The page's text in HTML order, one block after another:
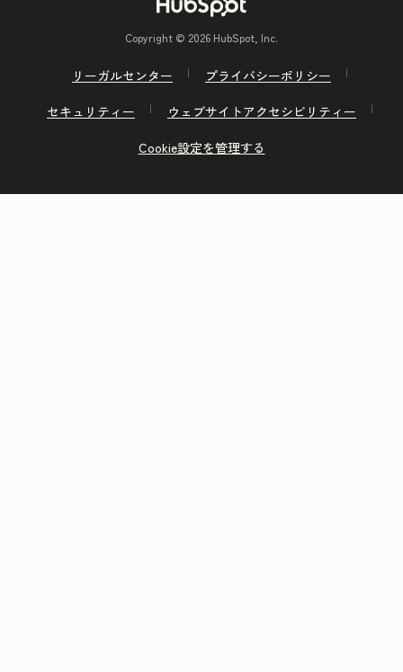
Copyright © 2026 HubSpot, Inc.
リーガルセンター
プライバシーポリシー
セキュリティー
ウェブサイトアクセシビリティー
Cookie設定を管理する